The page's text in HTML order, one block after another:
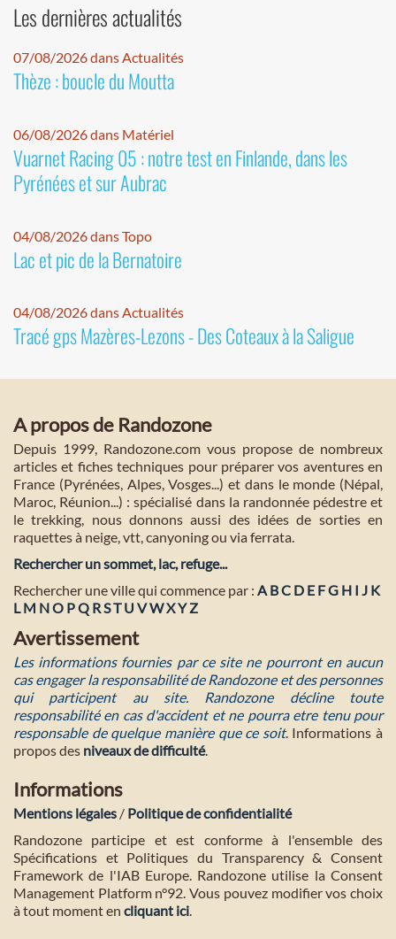
Les dernières actualités
07/08/2026 dans Actualités
Thèze : boucle du Moutta
06/08/2026 dans Matériel
Vuarnet Racing 05 : notre test en Finlande, dans les
Pyrénées et sur Aubrac
04/08/2026 dans Topo
Lac et pic de la Bernatoire
04/08/2026 dans Actualités
Tracé gps Mazères-Lezons - Des Coteaux à la Saligue
A propos de Randozone
Depuis 1999, Randozone.com vous propose de nombreux
articles et fiches techniques pour préparer vos aventures en
France (Pyrénées, Alpes, Vosges...) et dans le monde (Népal,
Maroc, Réunion...) : spécialisé dans la randonnée pédestre et
le trekking, nous donnons aussi des idées de sorties en
raquettes à neige, vtt, canyoning ou via ferrata.
Rechercher un sommet, lac, refuge...
Rechercher une ville qui commence par : A BC D E FG H I J K
L M NO PQ RST U VWXYZ
Avertissement
Les informations fournies par ce site ne pourront en aucun
cas engager la responsabilité de Randozone et des personnes
qui participent au site. Randozone décline toute
responsabilité en cas d'accident et ne pourra etre tenu pour
responsable de quelque manière que ce soit. Informations à
propos des niveaux de difficulté.
Informations
Mentions légales / Politique de confidentialité
Randozone participe et est conforme à l'ensemble des
Spécifications et Politiques du Transparency & Consent
Framework de l'IAB Europe. Randozone utilise la Consent
Management Platform n°92. Vous pouvez modifier vos choix
à tout moment en cliquant ici.